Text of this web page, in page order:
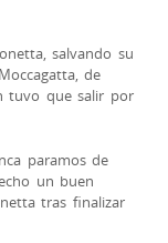
salvando su
de
tuvo que salir por
paramos de
un buen
tras finalizar